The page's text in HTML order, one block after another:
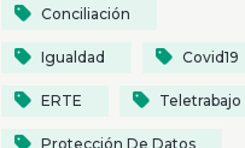
Conciliación
Igualdad Covid19
ERTE Teletrabajo
Protección De Datos